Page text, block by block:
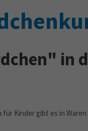
in
Kinder gibt es in